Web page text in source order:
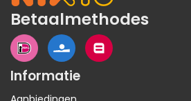
Betaalmethodes
Informatie